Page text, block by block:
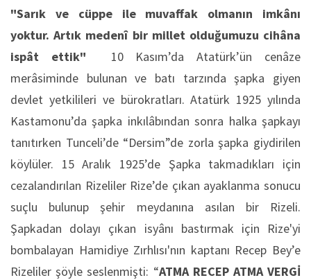
"Sarık ve cüppe ile muvaffak olmanın imkânı
yoktur. Artık medenî bir millet olduğumuzu cihâna
ispât ettik"
10 Kasım’da Atatürk’ün cenâze
merâsiminde bulunan ve batı tarzında şapka giyen
devlet yetkilileri ve bürokratları. Atatürk 1925 yılında
Kastamonu’da şapka inkılâbından sonra halka şapkayı
tanıtırken Tunceli’de “Dersim”de zorla şapka giydirilen
köylüler. 15 Aralık 1925’de Şapka takmadıkları için
cezalandırılan Rizeliler Rize’de çıkan ayaklanma sonucu
suçlu bulunup şehir meydanına asılan bir Rizeli.
Şapkadan dolayı çıkan isyânı bastırmak için Rize'yi
bombalayan Hamidiye Zırhlısı'nın kaptanı Recep Bey’e
Rizeliler şöyle seslenmişti: “ATMA RECEP ATMA VERGİ